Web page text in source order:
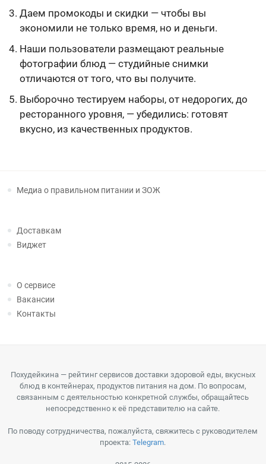
Даем промокоды и скидки — чтобы вы
экономили не только время, но и деньги.
Наши пользователи размещают реальные
фотографии блюд — студийные снимки
отличаются от того, что вы получите.
Выборочно тестируем наборы, от недорогих, до
ресторанного уровня, — убедились: готовят
вкусно, из качественных продуктов.
Медиа о правильном питании и ЗОЖ
Доставкам
Виджет
О сервисе
Вакансии
Контакты
Похудейкина — рейтинг сервисов доставки здоровой еды, вкусных
блюд в контейнерах, продуктов питания на дом. По вопросам,
связанным с деятельностью конкретной службы, обращайтесь
непосредственно к её представителю на сайте.
По поводу сотрудничества, пожалуйста, свяжитесь с руководителем
проекта:Telegram.